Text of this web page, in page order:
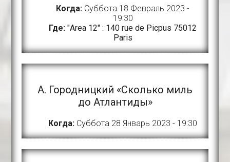
Когда: Суббота 18 Февраль 2023 -
19:30
Где: "Area 12" : 140 rue de Picpus 75012
Paris
А. Городницкий «Сколько миль
до Атлантиды»
Когда: Суббота 28 Январь 2023 - 19:30